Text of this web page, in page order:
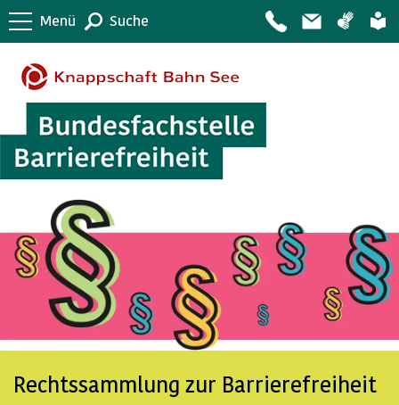
Menü Suche
Rechtssammlung zur Barrierefreiheit